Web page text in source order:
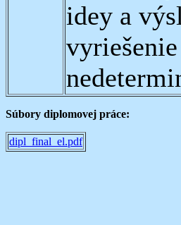
idey a
Súbory diplomovej práce:
dipl_final_el.pdf